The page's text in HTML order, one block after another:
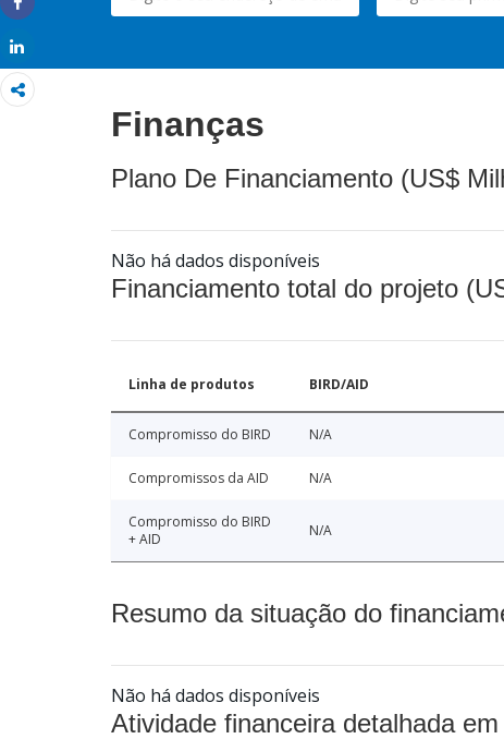
Share
Finanças
Plano De Financiamento (US$
Não há dados disponíveis
Financiamento total do projeto
Linha de produtos BIRD/AID
Compromisso do BIRD N/A
Compromissos da AID N/A
Compromisso do BIRD
+ AID
N/A
Resumo da situação do
Não há dados disponíveis
Atividade financeira detalhada